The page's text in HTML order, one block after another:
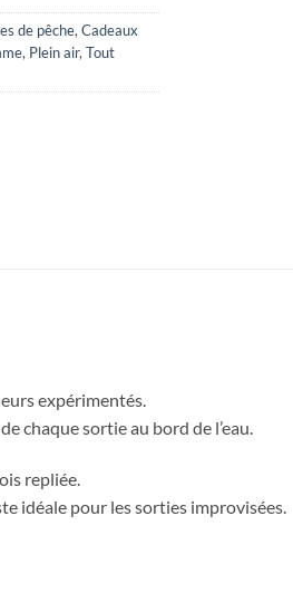
de pêche, Cadeaux
, Plein air, Tout
expérimentés.
chaque sortie au bord de l’eau.
repliée.
idéale pour les sorties improvisées.